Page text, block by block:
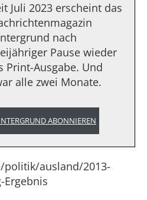
Juli 2023 erscheint das
nach
Pause wieder
Print-Ausgabe. Und
alle zwei Monate.
ABONNIEREN
politik/ausland/2013-
Ergebnis